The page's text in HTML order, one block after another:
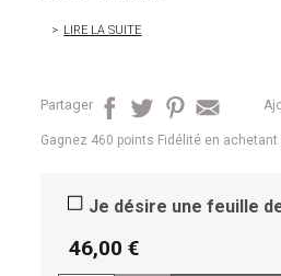
LIRE LA SUITE
Partager
Gagnez 460 points Fidélité en achetant
Je désire une feuille
46,00